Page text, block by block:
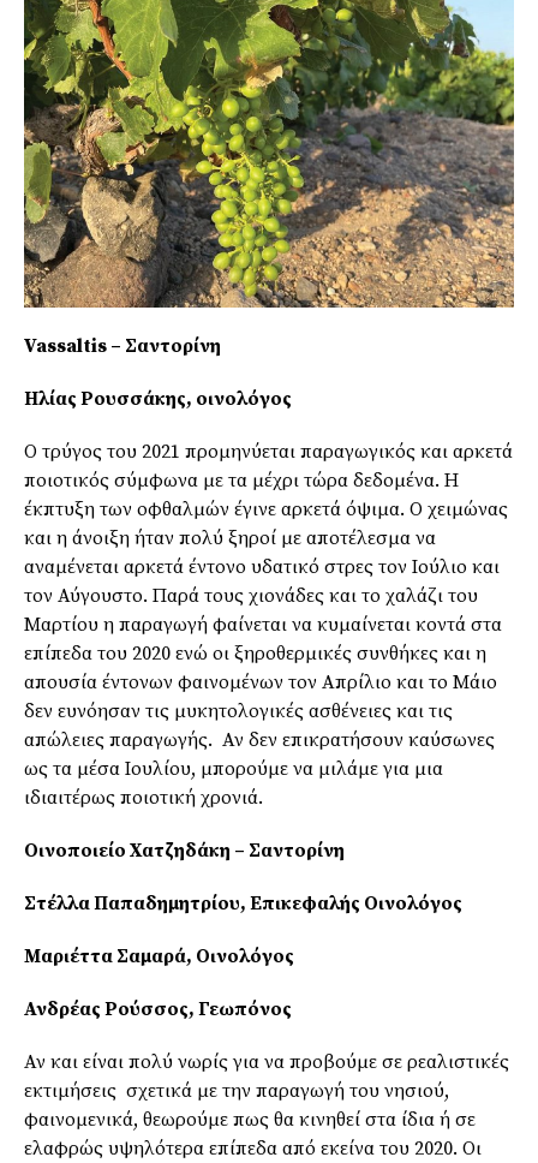
Vassaltis – Σαντορίνη
Ηλίας Ρουσσάκης, οινολόγος
Ο τρύγος του 2021 προμηνύεται παραγωγικός και αρκετά
ποιοτικός σύμφωνα με τα μέχρι τώρα δεδομένα. Η
έκπτυξη των οφθαλμών έγινε αρκετά όψιμα. Ο χειμώνας
και η άνοιξη ήταν πολύ ξηροί με αποτέλεσμα να
αναμένεται αρκετά έντονο υδατικό στρες τον Ιούλιο και
τον Αύγουστο. Παρά τους χιονάδες και το χαλάζι του
Μαρτίου η παραγωγή φαίνεται να κυμαίνεται κοντά στα
επίπεδα του 2020 ενώ οι ξηροθερμικές συνθήκες και η
απουσία έντονων φαινομένων τον Απρίλιο και το Μάιο
δεν ευνόησαν τις μυκητολογικές ασθένειες και τις
απώλειες παραγωγής. Αν δεν επικρατήσουν καύσωνες
ως τα μέσα Ιουλίου, μπορούμε να μιλάμε για μια
ιδιαιτέρως ποιοτική χρονιά.
Οινοποιείο Χατζηδάκη – Σαντορίνη
Στέλλα Παπαδημητρίου, Επικεφαλής Οινολόγος
Μαριέττα Σαμαρά, Οινολόγος
Ανδρέας Ρούσσος, Γεωπόνος
Αν και είναι πολύ νωρίς για να προβούμε σε ρεαλιστικές
εκτιμήσεις σχετικά με την παραγωγή του νησιού,
φαινομενικά, θεωρούμε πως θα κινηθεί στα ίδια ή σε
ελαφρώς υψηλότερα επίπεδα από εκείνα του 2020. Οι